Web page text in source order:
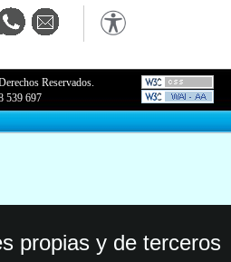
Reservados.
539 697
propias y de terceros